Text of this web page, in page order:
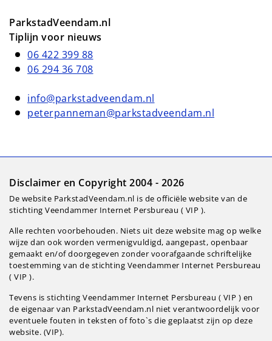
ParkstadVeendam.nl
Tiplijn voor nieuws
06 422 399 88
06 294 36 708
info@parkstadveendam.nl
peterpanneman@parkstadveendam.nl
Disclaimer en Copyright 2004 - 2026
De website ParkstadVeendam.nl is de officiële website van de
stichting Veendammer Internet Persbureau ( VIP ).
Alle rechten voorbehouden. Niets uit deze website mag op welke
wijze dan ook worden vermenigvuldigd, aangepast, openbaar
gemaakt en/of doorgegeven zonder voorafgaande schriftelijke
toestemming van de stichting Veendammer Internet Persbureau
( VIP ).
Tevens is stichting Veendammer Internet Persbureau ( VIP ) en
de eigenaar van ParkstadVeendam.nl niet verantwoordelijk voor
eventuele fouten in teksten of foto`s die geplaatst zijn op deze
website. (VIP).